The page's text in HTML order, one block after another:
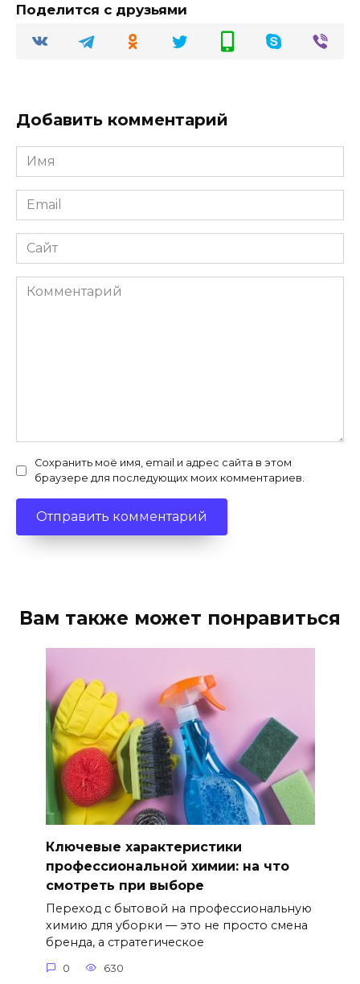
Поделится с друзьями
Добавить комментарий
Имя
Email
Сайт
Комментарий
Сохранить моё имя, email и адрес сайта в этом
браузере для последующих моих комментариев.
Вам также может понравиться
Ключевые характеристики
профессиональной химии: на что
смотреть при выборе
Переход с бытовой на профессиональную
химию для уборки — это не просто смена
бренда, а стратегическое
0 630